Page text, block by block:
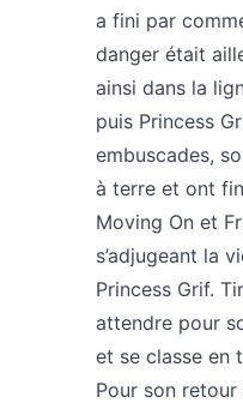
a fini par
danger était
ainsi dans la
puis Princess
embuscades,
à terre et ont
Moving On et
s’adjugeant la
Princess Grif.
attendre pour
et se classe en
Pour son retour